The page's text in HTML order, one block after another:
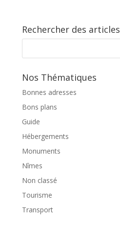
Rechercher des articles
Nos Thématiques
Bonnes adresses
Bons plans
Guide
Hébergements
Monuments
Nîmes
Non classé
Tourisme
Transport